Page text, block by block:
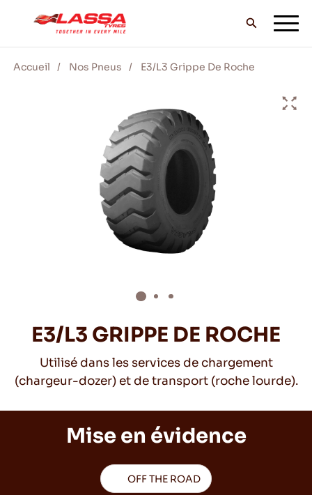
TOUS LES PNEUS LASSA
TROUVER UN DISTRIBUTEUR
BLOG & VIDEOS
ALLEZ AVEC LASSA!
FR
Conseils pour conduire dans la neige
Accueil Nos Pneus E3/L3 Grippe De Roche
E3/L3 GRIPPE DE ROCHE
Utilisé dans les services de chargement
(chargeur-dozer) et de transport (roche lourde).
Mise en évidence
OFF THE ROAD